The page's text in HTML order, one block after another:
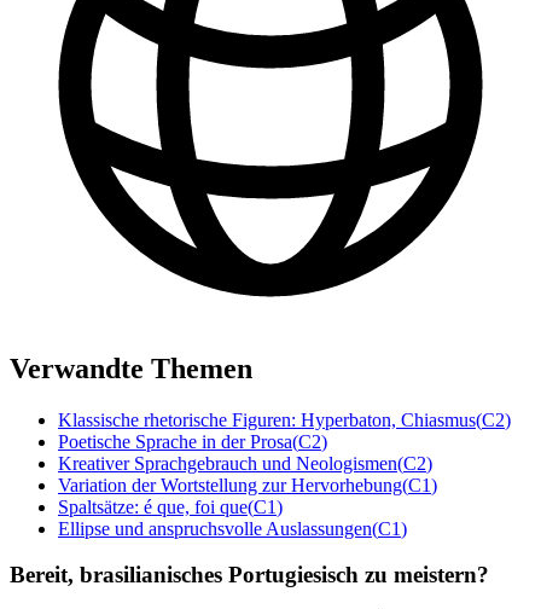
Verwandte Themen
Klassische rhetorische Figuren: Hyperbaton, Chiasmus(C2)
Poetische Sprache in der Prosa(C2)
Kreativer Sprachgebrauch und Neologismen(C2)
Variation der Wortstellung zur Hervorhebung(C1)
Spaltsätze: é que, foi que(C1)
Ellipse und anspruchsvolle Auslassungen(C1)
Bereit, brasilianisches Portugiesisch zu meistern?